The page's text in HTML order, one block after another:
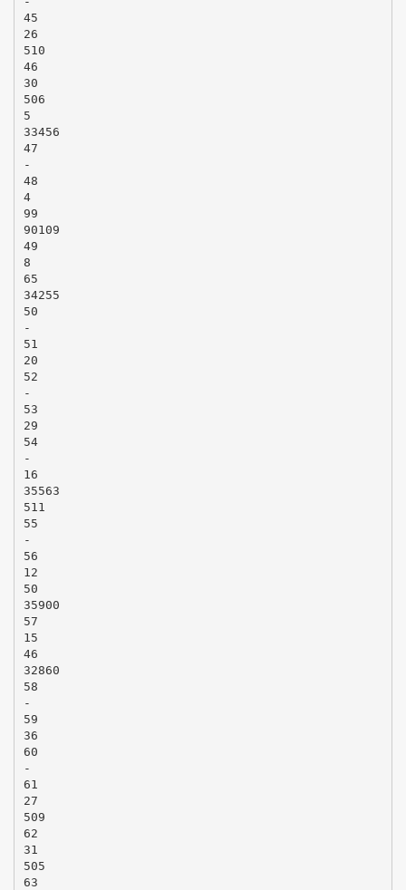
45
26
510
46
30
506
5
33456
47
-
48
4
99
90109
49
8
65
34255
50
-
51
20
52
-
53
29
54
-
16
35563
511
55
-
56
12
50
35900
57
15
46
32860
58
-
59
36
60
-
61
27
509
62
31
505
63